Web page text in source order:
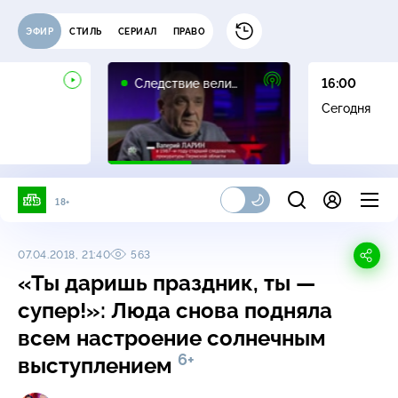
ЭФИР СТИЛЬ СЕРИАЛ ПРАВО
Следствие вели…
16:00
Сегодня
18+
07.04.2018, 21:40 563
«Ты даришь праздник, ты —
супер!»: Люда снова подняла
всем настроение солнечным
выступлением 6+